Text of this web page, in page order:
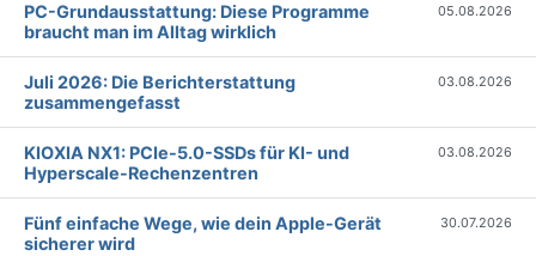
PC-Grundausstattung: Diese Programme
braucht man im Alltag wirklich
05.08.2026
Juli 2026: Die Bericht­erstattung
zusammengefasst
03.08.2026
KIOXIA NX1: PCIe-5.0-SSDs für KI- und
Hyperscale-Rechenzentren
03.08.2026
Fünf einfache Wege, wie dein Apple-Gerät
sicherer wird
30.07.2026